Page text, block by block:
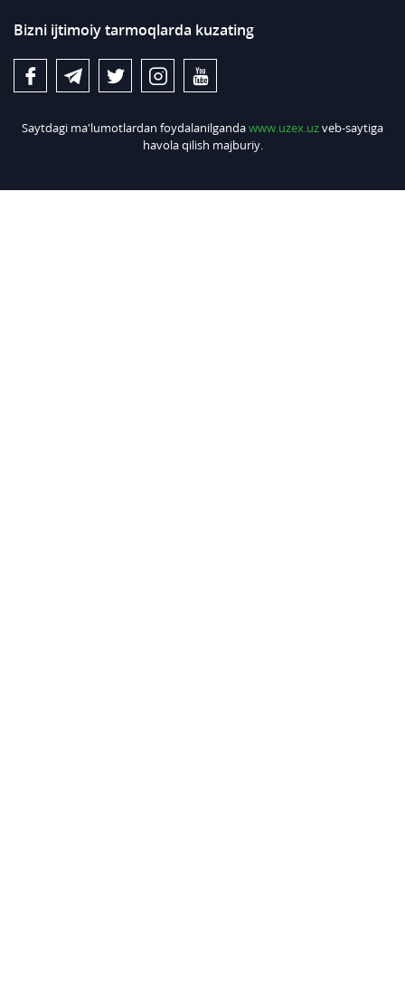
Bizni ijtimoiy tarmoqlarda kuzating
Saytdagi ma'lumotlardan foydalanilgandawww.uzex.uzveb-saytiga
havola qilish majburiy.